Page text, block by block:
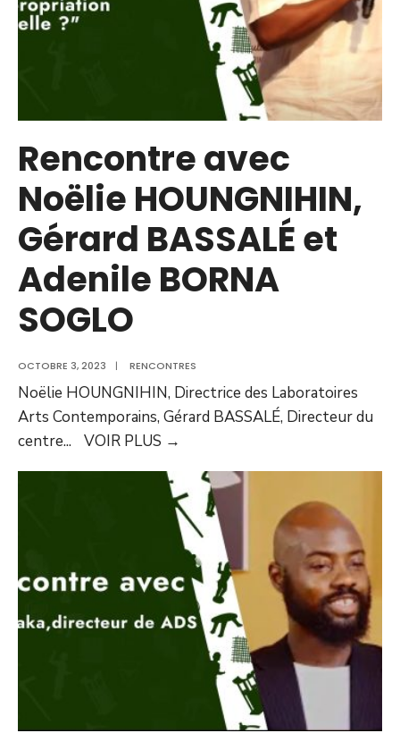
Rencontre avec
Noëlie HOUNGNIHIN,
Gérard BASSALÉ et
Adenile BORNA
SOGLO
OCTOBRE 3, 2023 | RENCONTRES
Noëlie HOUNGNIHIN, Directrice des Laboratoires
Arts Contemporains, Gérard BASSALÉ, Directeur du
centre... VOIR PLUS →